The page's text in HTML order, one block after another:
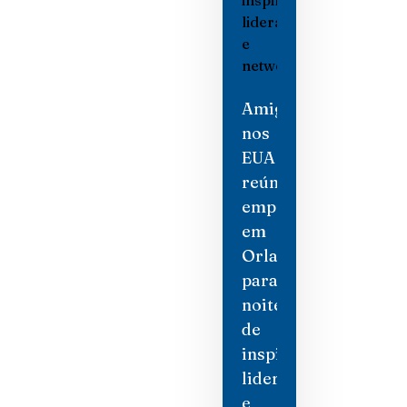
Amigas
nos
EUA
reúne
empresárias
em
Orlando
para
noite
de
inspiração,
liderança